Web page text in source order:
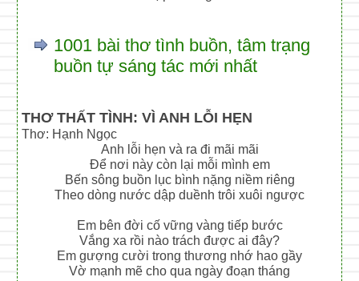
1001 bài thơ tình buồn, tâm trạng
buồn tự sáng tác mới nhất
THƠ THẤT TÌNH: VÌ ANH LỖI HẸN
Thơ: Hạnh Ngọc
Anh lỗi hẹn và ra đi mãi mãi
Để nơi này còn lại mỗi mình em
Bến sông buồn lục bình nặng niềm riêng
Theo dòng nước dập duềnh trôi xuôi ngược
Em bên đời cố vững vàng tiếp bước
Vắng xa rồi nào trách được ai đây?
Em gượng cười trong thương nhớ hao gầy
Vờ mạnh mẽ cho qua ngày đoạn tháng